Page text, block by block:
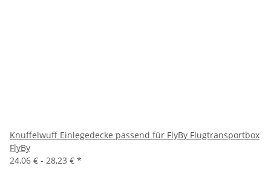
Knuffelwuff Einlegedecke passend für FlyBy Flugtransportbox
FlyBy
24,06 € - 28,23 € *